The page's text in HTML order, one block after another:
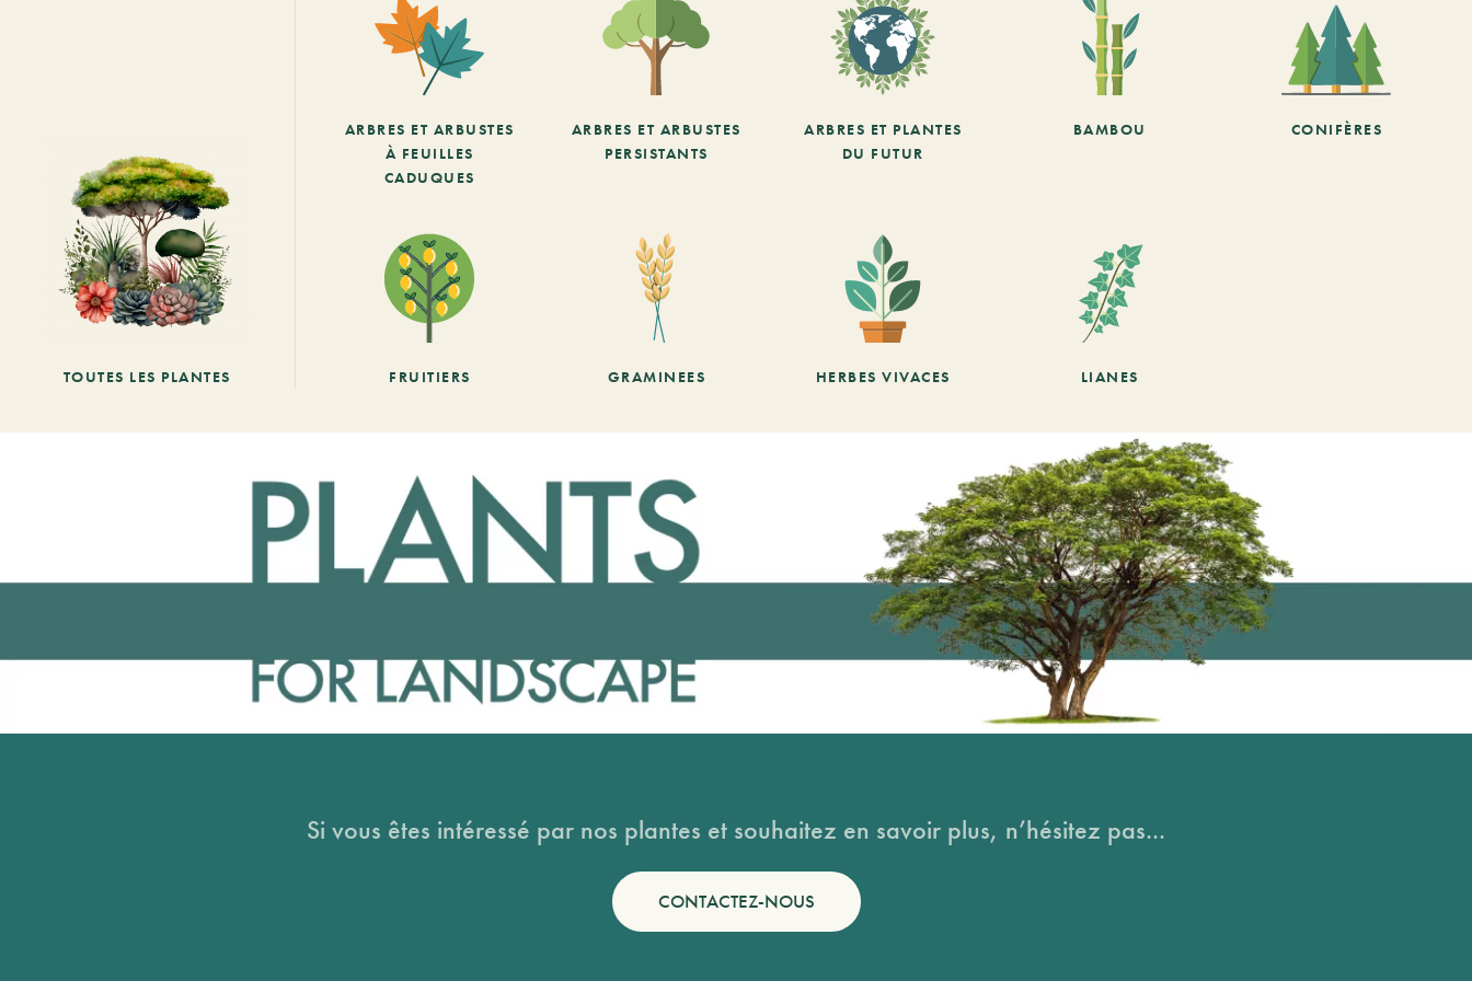
TOUTES LES PLANTES
ARBRES ET ARBUSTES
À FEUILLES
CADUQUES
ARBRES ET ARBUSTES
PERSISTANTS
ARBRES ET PLANTES
DU FUTUR
BAMBOU CONIFÈRES
FRUITIERS GRAMINEES HERBES VIVACES LIANES
Si vous êtes intéressé par nos plantes et souhaitez en savoir plus, n’hésitez pas...
CONTACTEZ-NOUS